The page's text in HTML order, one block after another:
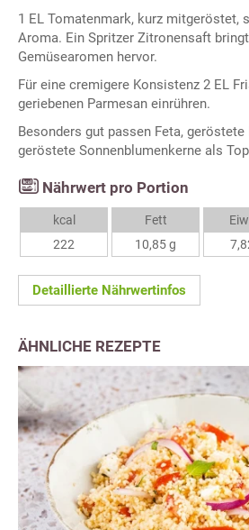
1 EL Tomatenmark, kurz mitgeröstet,
Aroma. Ein Spritzer Zitronensaft
Gemüsearomen hervor.
Für eine cremigere Konsistenz 2 EL
geriebenen Parmesan einrühren.
Besonders gut passen Feta,
geröstete Sonnenblumenkerne als
Nährwert pro Portion
kcal
222
Fett
10,85 g
Detaillierte Nährwertinfos
ÄHNLICHE REZEPTE